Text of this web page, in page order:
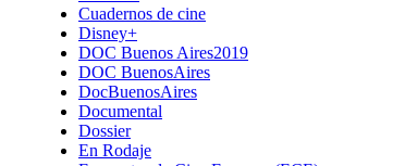
Cuadernos de cine
Disney+
DOC Buenos Aires2019
DOC BuenosAires
DocBuenosAires
Documental
Dossier
En Rodaje